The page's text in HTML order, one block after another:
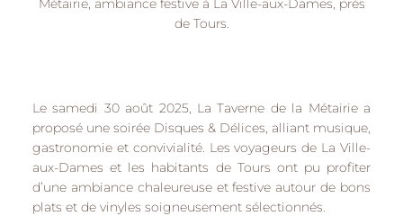
Métairie, ambiance festive à La Ville-aux-Dames, près
de Tours.
Le samedi 30 août 2025, La Taverne de la Métairie a
proposé une soirée Disques & Délices, alliant musique,
gastronomie et convivialité. Les voyageurs de La Ville-
aux-Dames et les habitants de Tours ont pu profiter
d’une ambiance chaleureuse et festive autour de bons
plats et de vinyles soigneusement sélectionnés.